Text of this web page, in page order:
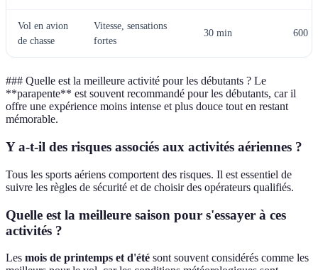
Vol en avion
de chasse
Vitesse, sensations
fortes
30 min 600
### Quelle est la meilleure activité pour les débutants ? Le
**parapente** est souvent recommandé pour les débutants, car il
offre une expérience moins intense et plus douce tout en restant
mémorable.
Y a-t-il des risques associés aux activités aériennes ?
Tous les sports aériens comportent des risques. Il est essentiel de
suivre les règles de sécurité et de choisir des opérateurs qualifiés.
Quelle est la meilleure saison pour s'essayer à ces
activités ?
Les mois de printemps et d'été sont souvent considérés comme les